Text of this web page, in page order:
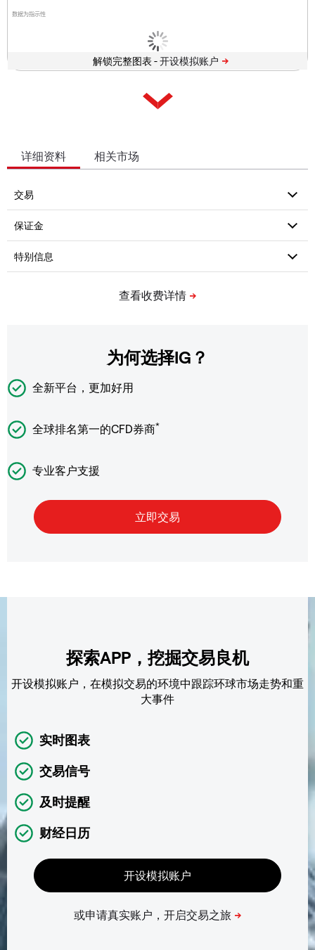
数据为指示性
解锁完整图表 -
详细资料 相关市场
为何选择IG？
全新平台，更加好用
全球排名第一的CFD券商*
专业客户支援
探索APP，挖掘交易良机
开设模拟账户，在模拟交易的环境中跟踪环球市场走势和重
大事件
实时图表
交易信号
及时提醒
财经日历